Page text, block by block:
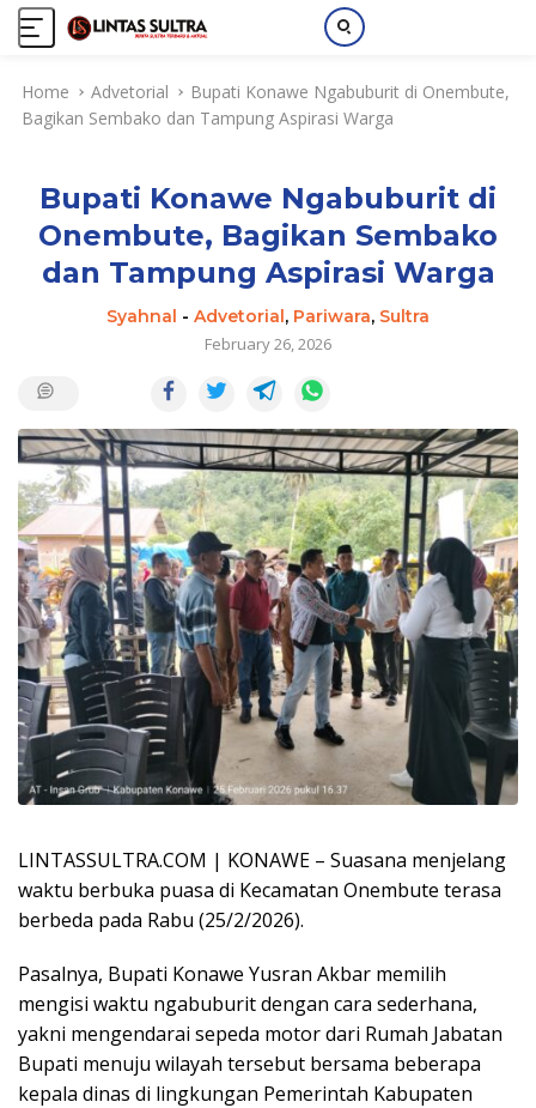
Home Advetorial
Bupati Konawe Ngabuburit di Onembute,
Bagikan Sembako dan Tampung Aspirasi Warga
Bupati Konawe Ngabuburit di
Onembute, Bagikan Sembako
dan Tampung Aspirasi Warga
Syahnal - Advetorial, Pariwara, Sultra
February 26, 2026
LINTASSULTRA.COM | KONAWE – Suasana menjelang
waktu berbuka puasa di Kecamatan Onembute terasa
berbeda pada Rabu (25/2/2026).
Pasalnya, Bupati Konawe Yusran Akbar memilih
mengisi waktu ngabuburit dengan cara sederhana,
yakni mengendarai sepeda motor dari Rumah Jabatan
Bupati menuju wilayah tersebut bersama beberapa
kepala dinas di lingkungan Pemerintah Kabupaten